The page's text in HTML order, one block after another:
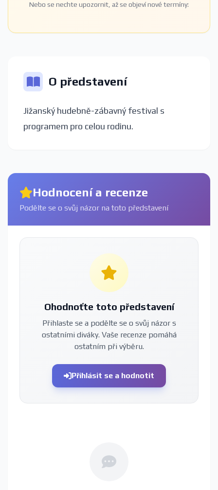
Nebo se nechte upozornit, až se objeví nové termíny:
O představení
Jižanský hudebně-zábavný festival s
programem pro celou rodinu.
Hodnocení a recenze
Podělte se o svůj názor na toto představení
Ohodnoťte toto představení
Přihlaste se a podělte se o svůj názor s
ostatními diváky. Vaše recenze pomáhá
ostatním při výběru.
Přihlásit se a hodnotit